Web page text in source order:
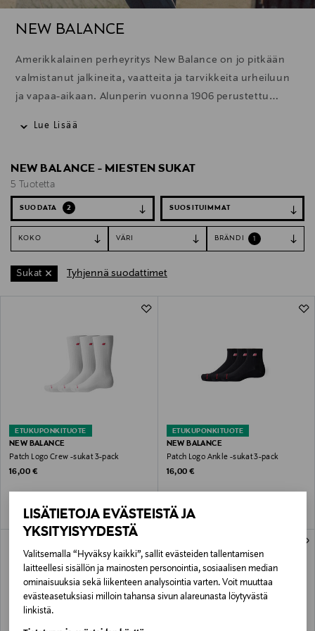
LISÄTIETOJA EVÄSTEISTÄ JA
YKSITYISYYDESTÄ
Valitsemalla “Hyväksy kaikki”, sallit evästeiden tallentamisen
laitteellesi sisällön ja mainosten personointia, sosiaalisen median
ominaisuuksia sekä liikenteen analysointia varten. Voit muuttaa
evästeasetuksiasi milloin tahansa sivun alareunasta löytyvästä
linkistä.
NEW BALANCE
Amerikkalainen perheyritys New Balance on jo pitkään
valmistanut jalkineita, vaatteita ja tarvikkeita urheiluun
ja vapaa-aikaan. Alunperin vuonna 1906 perustettu
jalkineissa. Brändin sneakerit ovatkin näkyneet yhä
enemmän muotiviikoilla, niin mallien kuin
vierailijoidenkin jalassa. Eikä ihme, koska New Balancen
jalkineissa osuvat kohdilleen hyvän jalkineen
tärkeimmät ominaisuudet – tyyli, mukavuus ja laatu.
Lue Lisää
NEW BALANCE - MIESTEN SUKAT
5 Tuotetta
SUODATA 2
KOKO VÄRI BRÄNDI 1
Sukat Tyhjennä suodattimet
ETUKUPONKITUOTE
NEW BALANCE
Patch Logo Crew -sukat 3-pack
Original Price
16,00 €
ETUKUPONKITUOTE
NEW BALANCE
Patch Logo Ankle -sukat 3-pack
Original Price
16,00 €